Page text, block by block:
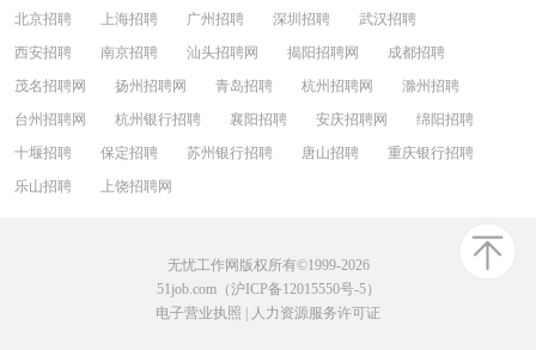
北京招聘 上海招聘 广州招聘 深圳招聘
武汉招聘
西安招聘
南京招聘 汕头招聘网 揭阳招聘网
成都招聘
茂名招聘网
扬州招聘网 青岛招聘 杭州招聘网
滁州招聘
台州招聘网
杭州银行招聘 襄阳招聘 安庆招聘网
绵阳招聘
十堰招聘
保定招聘 苏州银行招聘 唐山招聘
重庆银行招聘
乐山招聘
上饶招聘网
无忧工作网版权所有©1999-2026
51job.com（沪ICP备12015550号-5）
电子营业执照
人力资源服务许可证